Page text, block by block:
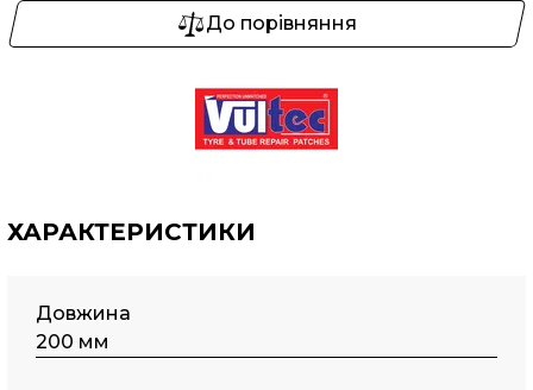
До порівняння
ХАРАКТЕРИСТИКИ
Довжина
200 мм